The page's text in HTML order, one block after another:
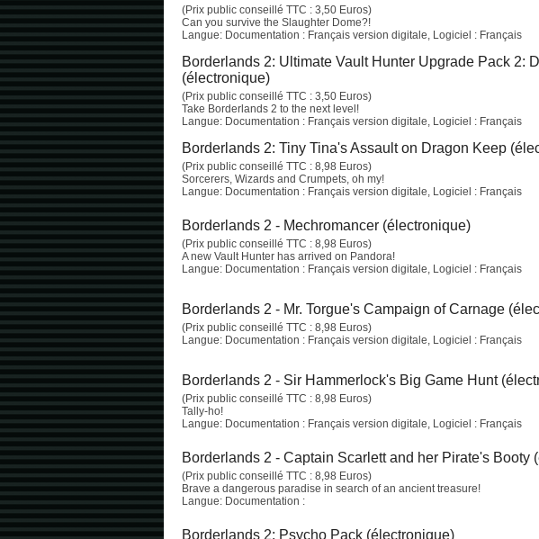
(Prix public conseillé TTC : 3,50 Euros)
Can you survive the Slaughter Dome?!
Langue: Documentation : Français version digitale, Logiciel : Français
Borderlands 2: Ultimate Vault Hunter Upgrade Pack 2:
(électronique)
(Prix public conseillé TTC : 3,50 Euros)
Take Borderlands 2 to the next level!
Langue: Documentation : Français version digitale, Logiciel : Français
Borderlands 2: Tiny Tina's Assault on Dragon Keep
(Prix public conseillé TTC : 8,98 Euros)
Sorcerers, Wizards and Crumpets, oh my!
Langue: Documentation : Français version digitale, Logiciel : Français
Borderlands 2 - Mechromancer (électronique)
(Prix public conseillé TTC : 8,98 Euros)
A new Vault Hunter has arrived on Pandora!
Langue: Documentation : Français version digitale, Logiciel : Français
Borderlands 2 - Mr. Torgue's Campaign of Carnage
(Prix public conseillé TTC : 8,98 Euros)
Langue: Documentation : Français version digitale, Logiciel : Français
Borderlands 2 - Sir Hammerlock's Big Game Hunt
(Prix public conseillé TTC : 8,98 Euros)
Tally-ho!
Langue: Documentation : Français version digitale, Logiciel : Français
Borderlands 2 - Captain Scarlett and her Pirate's Booty
(Prix public conseillé TTC : 8,98 Euros)
Brave a dangerous paradise in search of an ancient treasure!
Langue: Documentation :
Borderlands 2: Psycho Pack (électronique)